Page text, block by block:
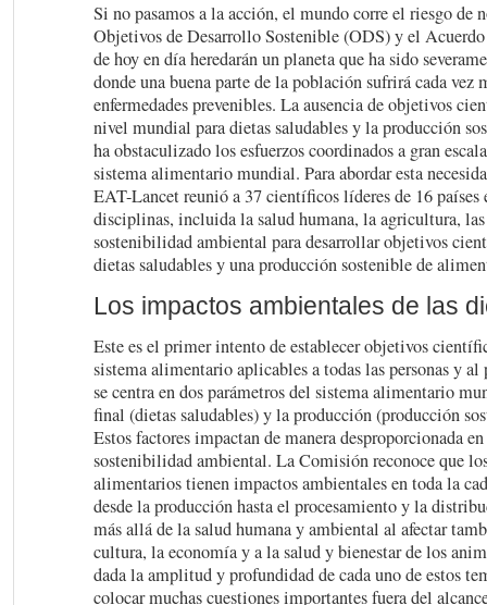
Si no pasamos a la acción, el mundo corre el riesgo de
Objetivos de Desarrollo Sostenible (ODS) y el
de hoy en día heredarán un planeta que ha sido
donde una buena parte de la población sufrirá cada vez
enfermedades prevenibles. La ausencia de objetivos
nivel mundial para dietas saludables y la producción
ha obstaculizado los esfuerzos coordinados a gran
sistema alimentario mundial. Para abordar esta
EAT-Lancet reunió a 37 científicos líderes de 16 países
disciplinas, incluida la salud humana, la agricultura,
sostenibilidad ambiental para desarrollar objetivos
dietas saludables y una producción sostenible de
Los impactos ambientales de las
Este es el primer intento de establecer objetivos
sistema alimentario aplicables a todas las personas y
se centra en dos parámetros del sistema alimentario
final (dietas saludables) y la producción (producción
Estos factores impactan de manera desproporcionada
sostenibilidad ambiental. La Comisión reconoce que
alimentarios tienen impactos ambientales en toda la
desde la producción hasta el procesamiento y la
más allá de la salud humana y ambiental al afectar
cultura, la economía y a la salud y bienestar de los
dada la amplitud y profundidad de cada uno de estos
colocar muchas cuestiones importantes fuera del